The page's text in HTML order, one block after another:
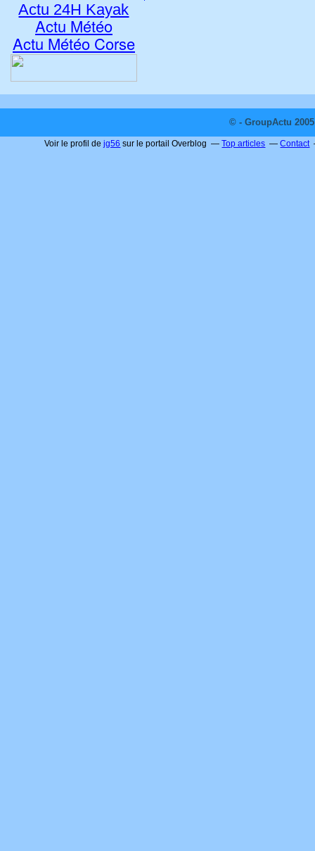
Actu 24H Kayak
Actu Météo
Actu Météo Corse
© - GroupActu
Voir le profil dejg56 sur le portail Overblog Top articles Contact